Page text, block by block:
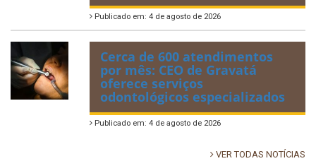
Publicado em: 4 de agosto de 2026
Cerca de 600 atendimentos
por mês: CEO de Gravatá
oferece serviços
odontológicos especializados
Publicado em: 4 de agosto de 2026
VER TODAS NOTÍCIAS